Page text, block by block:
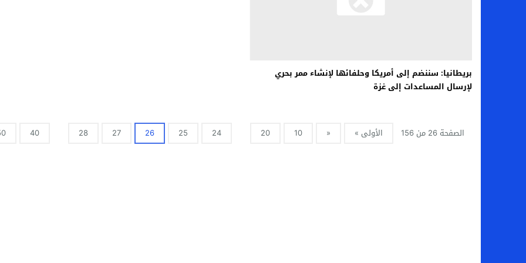
بريطانيا: سننضم إلى أمريكا وحلفائها لإنشاء ممر بحري
لإرسال المساعدات إلى غزة
الصفحة 26 من 156 الأولى » «
10
20
24
25
26
27
28
40